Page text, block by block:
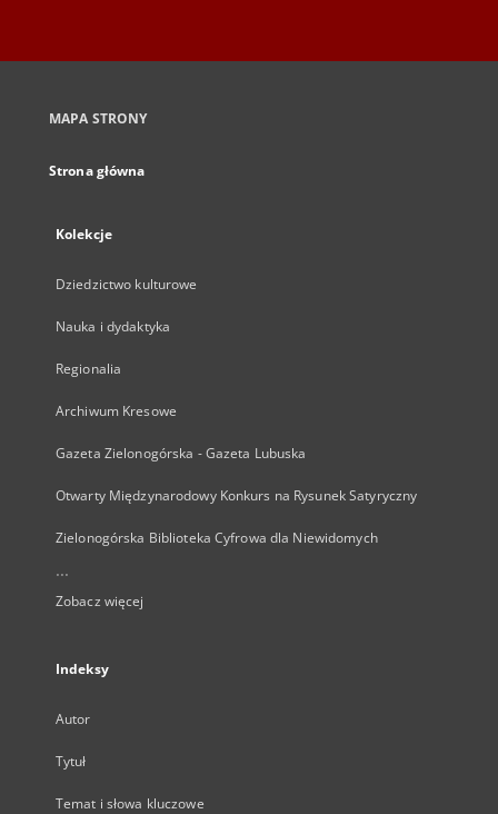
MAPA STRONY
Strona główna
Kolekcje
Dziedzictwo kulturowe
Nauka i dydaktyka
Regionalia
Archiwum Kresowe
Gazeta Zielonogórska - Gazeta Lubuska
Otwarty Międzynarodowy Konkurs na Rysunek Satyryczny
Zielonogórska Biblioteka Cyfrowa dla Niewidomych
...
Zobacz więcej
Indeksy
Autor
Tytuł
Temat i słowa kluczowe